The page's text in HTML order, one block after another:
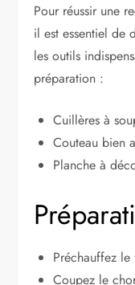
Pour réussir une
il est essentiel de
les outils
préparation :
Cuillères à
Couteau bien
Planche à
Préchauffez
Coupez le